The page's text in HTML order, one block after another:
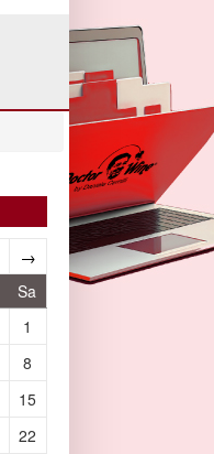
→
Sa
1
8
15
22